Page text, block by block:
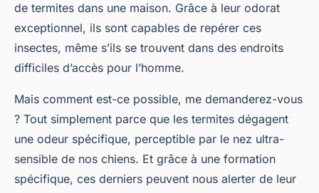
de termites dans une maison. Grâce à leur odorat
exceptionnel, ils sont capables de repérer ces
insectes, même s’ils se trouvent dans des endroits
difficiles d’accès pour l’homme.
Mais comment est-ce possible, me demanderez-vous
? Tout simplement parce que les termites dégagent
une odeur spécifique, perceptible par le nez ultra-
sensible de nos chiens. Et grâce à une formation
spécifique, ces derniers peuvent nous alerter de leur